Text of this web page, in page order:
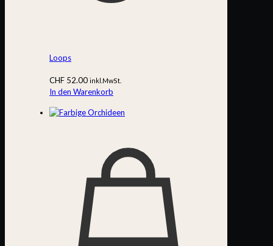
Loops
CHF 52.00 inkl.MwSt.
In den Warenkorb